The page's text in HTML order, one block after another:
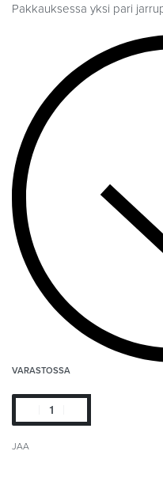
Pakkauksessa yksi pari
VARASTOSSA
JAA